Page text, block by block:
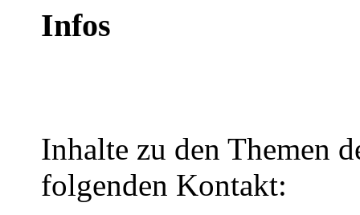
Infos
Inhalte zu den Themen
folgenden Kontakt: